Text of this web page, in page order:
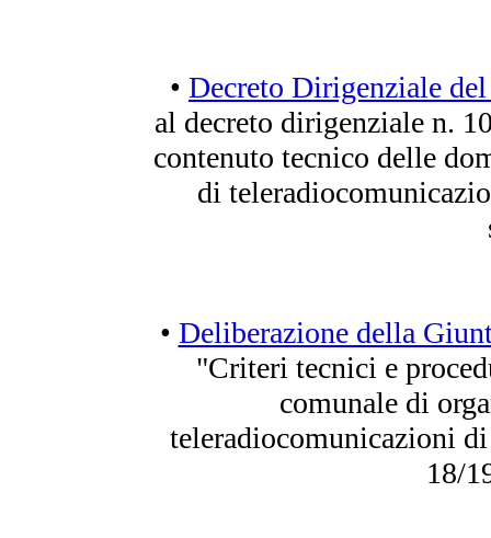
• Decreto Dirigenziale
al decreto dirigenziale n.
contenuto tecnico delle
di
• Deliberazione della
"Criteri tecnici e
comunale di
teleradiocomunicazioni
18/